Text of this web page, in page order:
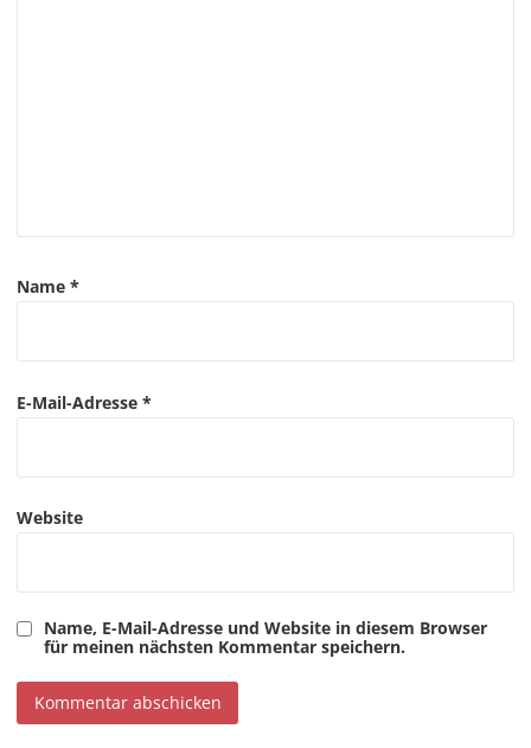
Name*
E-Mail-Adresse*
Website
Name, E-Mail-Adresse und Website in diesem Browser
für meinen nächsten Kommentar speichern.